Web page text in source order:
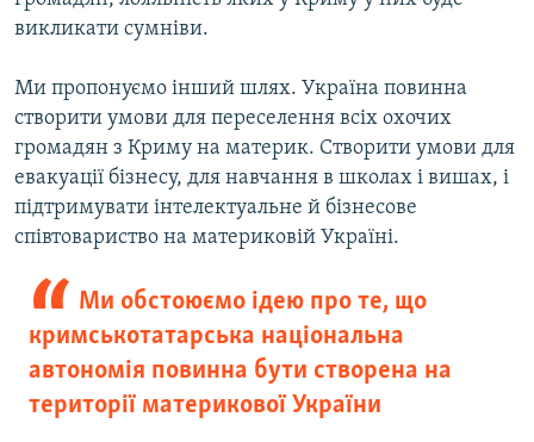
викликати сумніви.
Ми пропонуємо інший шлях. Україна повинна
створити умови для переселення всіх охочих
громадян з Криму на материк. Створити умови для
евакуації бізнесу, для навчання в школах і вишах, і
підтримувати інтелектуальне й бізнесове
співтовариство на материковій Україні.
Ми обстоюємо ідею про те, що
кримськотатарська національна
автономія повинна бути створена на
території материкової України